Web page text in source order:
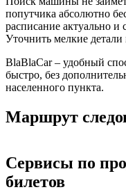
попутчика абсолютно
расписание актуально и
Уточнить мелкие
BlaBlaCar – удобный
быстро, без
населенного пункта.
Маршрут
Сервисы по
билетов